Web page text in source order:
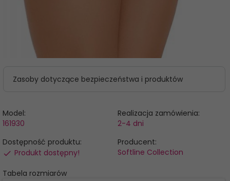
Zasoby dotyczące bezpieczeństwa i produktów
Model:
161930
Realizacja zamówienia:
2-4 dni
Dostępność produktu:
Produkt dostępny!
Producent:
Softline Collection
Tabela rozmiarów